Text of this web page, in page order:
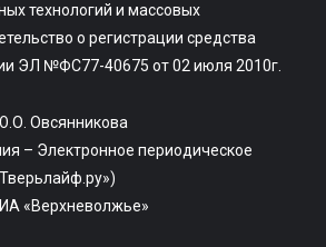
технологий и массовых
о регистрации средства
ЭЛ №ФС77-40675 от 02 июля 2010г.
Овсянникова
– Электронное периодическое
«Верхневолжье»